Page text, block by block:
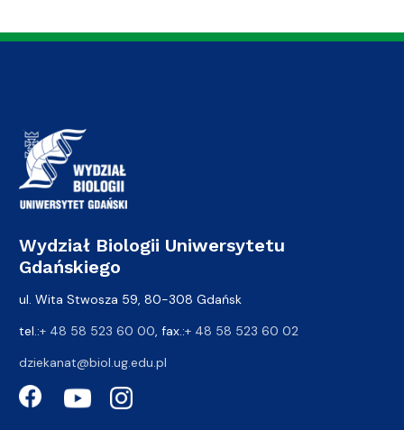
Wydział Biologii Uniwersytetu
Gdańskiego
ul. Wita Stwosza 59, 80-308 Gdańsk
tel.:+ 48 58 523 60 00, fax.:+ 48 58 523 60 02
dziekanat@biol.ug.edu.pl